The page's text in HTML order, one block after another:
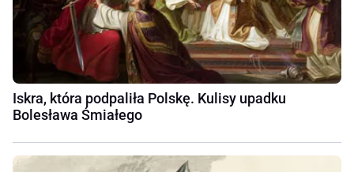
Iskra, która podpaliła Polskę. Kulisy upadku
Bolesława Śmiałego